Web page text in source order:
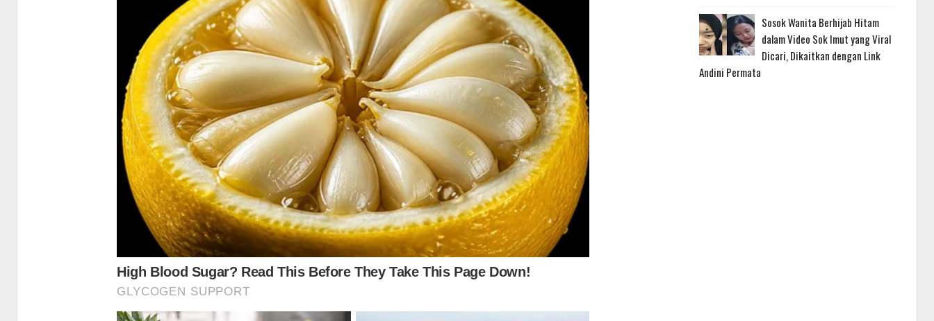
Sosok Wanita Berhijab Hitam
dalam Video Sok Imut yang Viral
Dicari, Dikaitkan dengan Link
Andini Permata